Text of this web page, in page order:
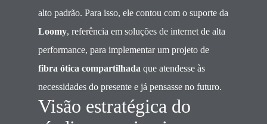
alto padrão. Para isso, ele contou com o suporte da
Loomy, referência em soluções de internet de alta
performance, para implementar um projeto de
fibra ótica compartilhada que atendesse às
necessidades do presente e já pensasse no futuro.
Visão estratégica do